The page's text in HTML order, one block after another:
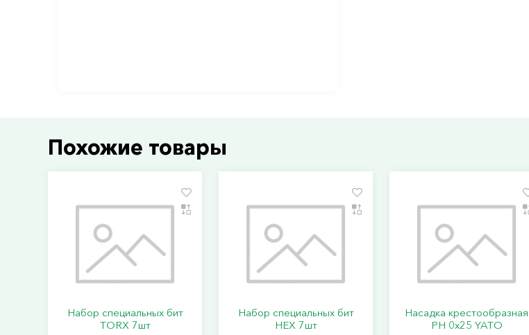
Похожие товары
Набор специальных бит
TORX 7шт
Набор специальных бит
HEX 7шт
Насадка крестообразная
PН 0х25 YATO